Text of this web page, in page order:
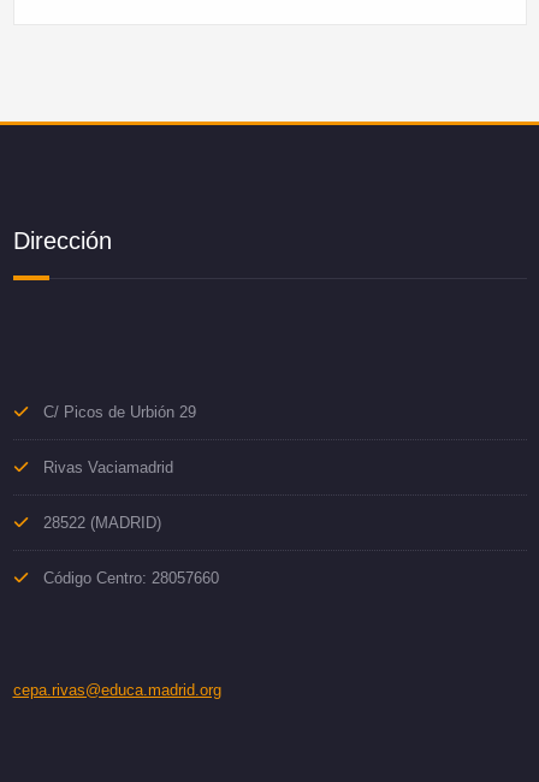
Dirección
C/ Picos de Urbión 29
Rivas Vaciamadrid
28522 (MADRID)
Código Centro: 28057660
cepa.rivas@educa.madrid.org